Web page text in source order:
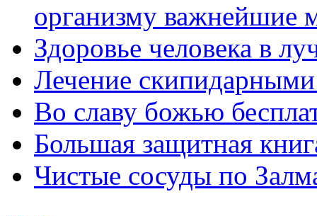
организму важнейшие
Здоровье человека в
Лечение
Во славу божью
Большая защитная
Чистые сосуды по